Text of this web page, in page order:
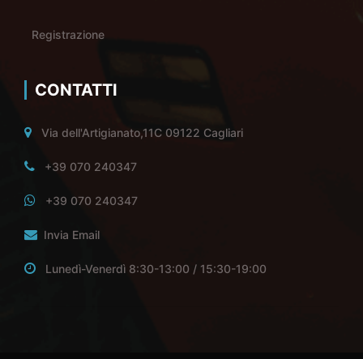
Registrazione
CONTATTI
Via dell'Artigianato,11C 09122 Cagliari
+39 070 240347
+39 070 240347
Invia Email
Lunedì-Venerdì 8:30-13:00 / 15:30-19:00